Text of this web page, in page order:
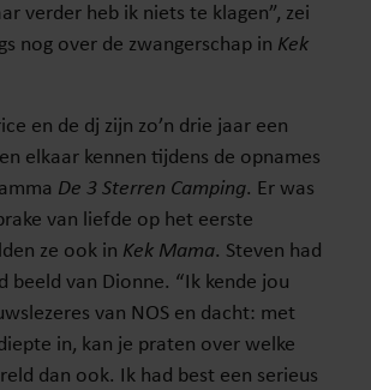
verder heb ik niets te klagen”, zei
nog over de zwangerschap in Kek
en de dj zijn zo’n drie jaar een
elkaar kennen tijdens de opnames
De 3 Sterren Camping. Er was
van liefde op het eerste
ze ook in Kek Mama. Steven had
beeld van Dionne. “Ik kende jou
van NOS en dacht: met
in, kan je praten over welke
dan ook. Ik had best een serieus